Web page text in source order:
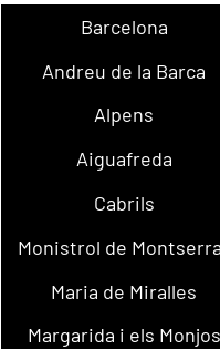
Barcelona
Andreu de la Barca
Alpens
Aiguafreda
Cabrils
Monistrol de
Maria de Miralles
Margarida i els Monjos